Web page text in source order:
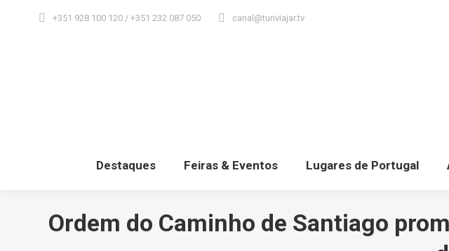
+351 928 100 120 / +351 232 087 050 canal@turiviajar.tv
Destaques Feiras & Eventos Lugares de Portugal
Ordem do Caminho de Santiago